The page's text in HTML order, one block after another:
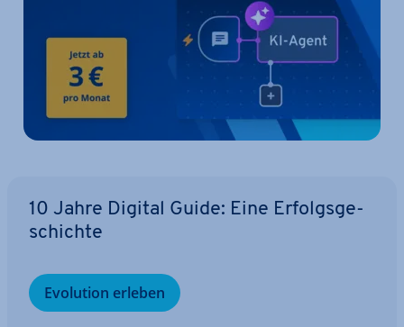
10 Jahre Digital Guide: Eine Er­folgs­ge­
schich­te
Evolution erleben